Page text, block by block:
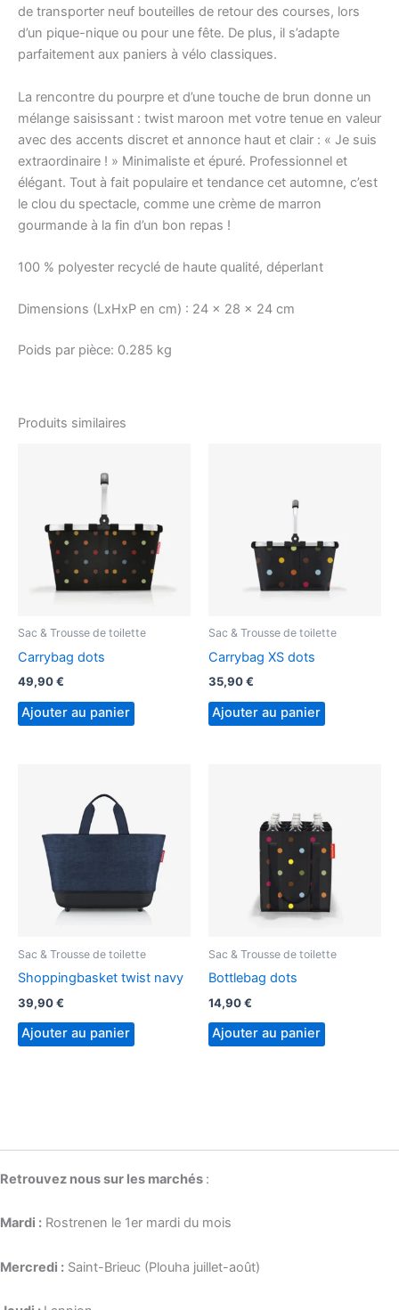
de transporter neuf bouteilles de retour des courses, lors
d’un pique-nique ou pour une fête. De plus, il s’adapte
parfaitement aux paniers à vélo classiques.
La rencontre du pourpre et d’une touche de brun donne un
mélange saisissant : twist maroon met votre tenue en valeur
avec des accents discret et annonce haut et clair : « Je suis
extraordinaire ! » Minimaliste et épuré. Professionnel et
élégant. Tout à fait populaire et tendance cet automne, c’est
le clou du spectacle, comme une crème de marron
gourmande à la fin d’un bon repas !
100 % polyester recyclé de haute qualité, déperlant
Dimensions (LxHxP en cm) : 24 x 28 x 24 cm
Poids par pièce: 0.285 kg
Produits similaires
Sac & Trousse de toilette
Carrybag dots
49,90€
Ajouter au panier
Sac & Trousse de toilette
Carrybag XS dots
35,90€
Ajouter au panier
Sac & Trousse de toilette
Shoppingbasket twist navy
39,90€
Ajouter au panier
Sac & Trousse de toilette
Bottlebag dots
14,90€
Ajouter au panier
Retrouvez nous sur les marchés :
Mardi : Rostrenen le 1er mardi du mois
Mercredi : Saint-Brieuc (Plouha juillet-août)